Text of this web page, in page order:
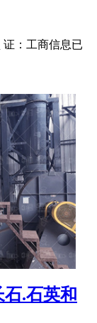
：工商信息已
.石英和